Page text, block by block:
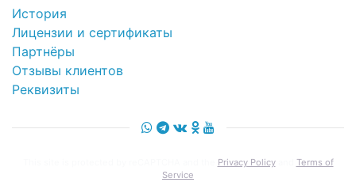
История
Лицензии и сертификаты
Партнёры
Отзывы клиентов
Реквизиты
Privacy Policyand Terms of
Service